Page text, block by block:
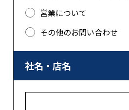
営業について
その他のお問い合わせ
社名・店名